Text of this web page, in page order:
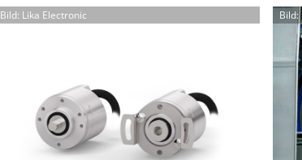
Bild: Lika Electronic Bild: